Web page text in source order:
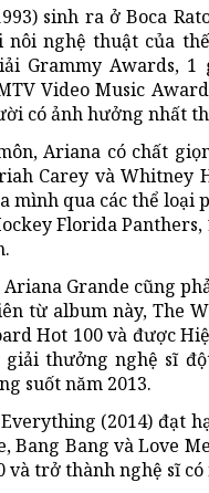
sinh ra ở Boca
nôi nghệ thuật của
Grammy Awards,
Video Music
có ảnh hưởng nhất
Ariana có chất
Carey và Whitney
mình qua các thể
Florida
Grande cũng
từ album này, The
Hot 100 và được
thưởng nghệ sĩ
suốt năm 2013.
(2014) đạt
Bang Bang và Love
và trở thành nghệ sĩ